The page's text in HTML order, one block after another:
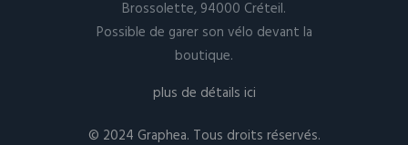
Brossolette, 94000 Créteil.
Possible de garer son vélo devant la
boutique.
plus de détails ici
© 2024 Graphea. Tous droits réservés.